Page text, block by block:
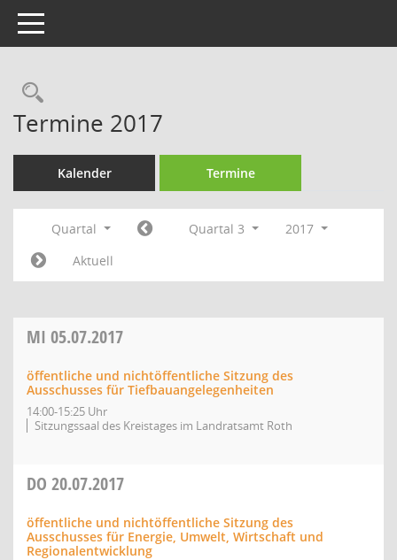
Toggle navigation
Rechercheauswahl
Termine 2017
Kalender Termine
Quartal Quartal 3
2017
Aktuell
MI 05.07.2017
öffentliche und nichtöffentliche Sitzung des
Ausschusses für Tiefbauangelegenheiten
14:00-15:25 Uhr
Sitzungssaal des Kreistages im Landratsamt Roth
DO 20.07.2017
öffentliche und nichtöffentliche Sitzung des
Ausschusses für Energie, Umwelt, Wirtschaft und
Regionalentwicklung